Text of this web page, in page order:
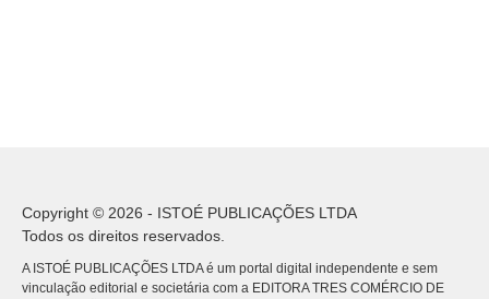
Copyright © 2026 - ISTOÉ PUBLICAÇÕES LTDA
Todos os direitos reservados.
A ISTOÉ PUBLICAÇÕES LTDA é um portal digital independente e sem
vinculação editorial e societária com a EDITORA TRES COMÉRCIO DE